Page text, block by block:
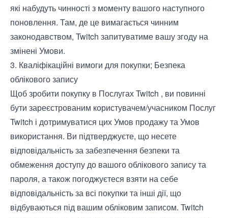
які набудуть чинності з моменту вашого наступного
поновлення. Там, де це вимагається чинним
законодавством, Twitch запитуватиме вашу згоду на
змінені Умови.
3. Кваліфікаційні вимоги для покупки; Безпека
облікового запису
Щоб зробити покупку в Послугах Twitch , ви повинні
бути зареєстрованим користувачем/учасником Послуг
Twitch і дотримуватися цих Умов продажу таУмов
використання. Ви підтверджуєте, що несете
відповідальність за забезпечення безпеки та
обмеження доступу до вашого облікового запису та
пароля, а також погоджуєтеся взяти на себе
відповідальність за всі покупки та інші дії, що
відбуваються під вашим обліковим записом. Twitch